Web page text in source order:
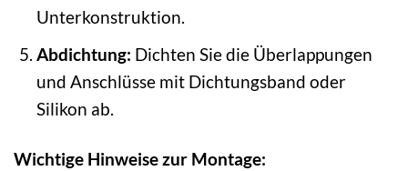
Unterkonstruktion.
Abdichtung: Dichten Sie die Überlappungen
und Anschlüsse mit Dichtungsband oder
Silikon ab.
Wichtige Hinweise zur Montage: